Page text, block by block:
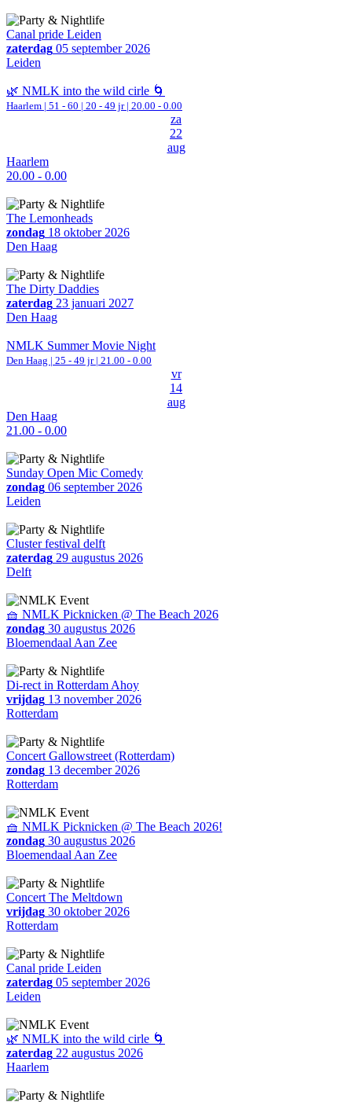
Canal pride Leiden
zaterdag 05 september 2026
Leiden
🌿 NMLK into the wild cirle 🌀
Haarlem | 51 - 60 | 20 - 49 jr | 20.00 - 0.00
za
22
aug
Haarlem
20.00 - 0.00
The Lemonheads
zondag 18 oktober 2026
Den Haag
The Dirty Daddies
zaterdag 23 januari 2027
Den Haag
NMLK Summer Movie Night
Den Haag | 25 - 49 jr | 21.00 - 0.00
vr
14
aug
Den Haag
21.00 - 0.00
Sunday Open Mic Comedy
zondag 06 september 2026
Leiden
Cluster festival delft
zaterdag 29 augustus 2026
Delft
🧺 NMLK Picknicken @ The Beach 2026
zondag 30 augustus 2026
Bloemendaal Aan Zee
Di-rect in Rotterdam Ahoy
vrijdag 13 november 2026
Rotterdam
Concert Gallowstreet (Rotterdam)
zondag 13 december 2026
Rotterdam
🧺 NMLK Picknicken @ The Beach 2026!
zondag 30 augustus 2026
Bloemendaal Aan Zee
Concert The Meltdown
vrijdag 30 oktober 2026
Rotterdam
Canal pride Leiden
zaterdag 05 september 2026
Leiden
🌿 NMLK into the wild cirle 🌀
zaterdag 22 augustus 2026
Haarlem